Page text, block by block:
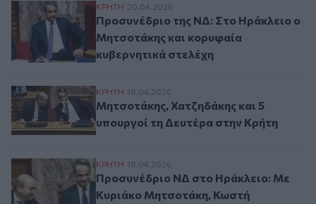
Προσυνέδριο της ΝΔ: Στο Ηράκλειο ο
ΚΡΗΤΗ 20.04.2026
Προσυνέδριο της ΝΔ: Στο Ηράκλειο ο
Μητσοτάκης και κορυφαία
κυβερνητικά στελέχη
Μητσοτάκης, Χατζηδάκης και 5
ΚΡΗΤΗ 19.04.2026
Μητσοτάκης, Χατζηδάκης και 5
υπουργοί τη Δευτέρα στην Κρήτη
Προσυνέδριο ΝΔ στο Ηράκλειο: Με
ΚΡΗΤΗ 18.04.2026
Προσυνέδριο ΝΔ στο Ηράκλειο: Με
Κυριάκο Μητσοτάκη, Κωστή